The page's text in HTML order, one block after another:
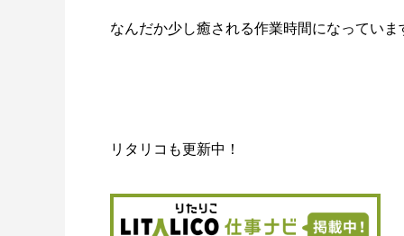
なんだか少し癒される作業時間になっていま
リタリコも更新中！